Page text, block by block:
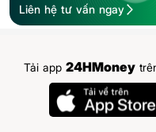
Liên hệ tư vấn ngay
Tải app 24HMoney